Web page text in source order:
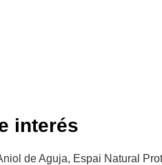
interés
de Aguja, Espai Natural